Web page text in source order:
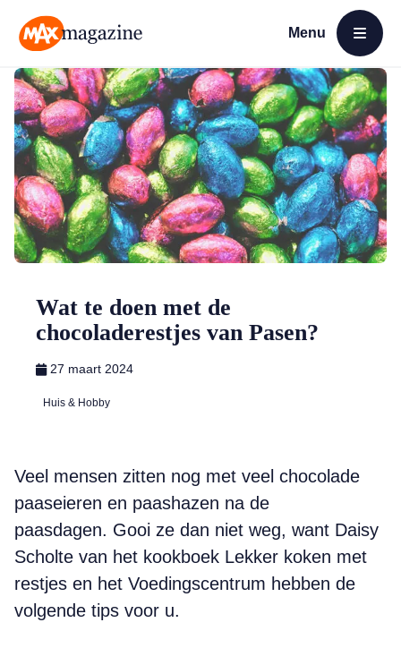
Menu
Open menu
Wat te doen met de
chocoladerestjes van Pasen?
27 maart 2024
Huis & Hobby
Veel mensen zitten nog met veel chocolade
paaseieren en paashazen na de
paasdagen. Gooi ze dan niet weg, want Daisy
Scholte van het kookboek Lekker koken met
restjes en het Voedingscentrum hebben de
volgende tips voor u.